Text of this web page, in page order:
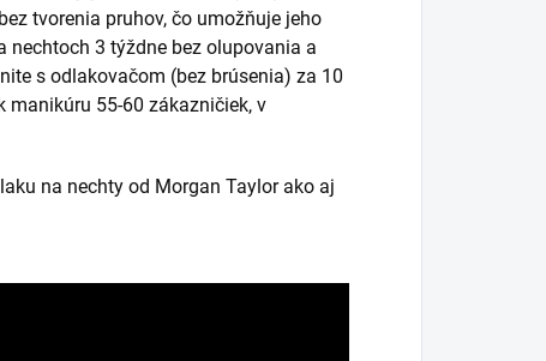
tvorenia pruhov, čo umožňuje jeho
nechtoch 3 týždne bez olupovania a
s odlakovačom (bez brúsenia) za 10
manikúru 55-60 zákazničiek, v
na nechty od Morgan Taylor ako aj